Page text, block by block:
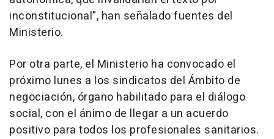
inconstitucional", han señalado fuentes del
Ministerio.
Por otra parte, el Ministerio ha convocado el
próximo lunes a los sindicatos del Ámbito de
negociación, órgano habilitado para el diálogo
social, con el ánimo de llegar a un acuerdo
positivo para todos los profesionales sanitarios.